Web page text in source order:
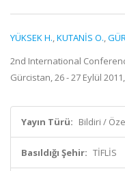
YÜKSEK H.,KUTANİS O.,
2nd International
Gürcistan, 26 - 27 Eylül
Yayın Türü: Bildiri /
Basıldığı Şehir: TİFLİS